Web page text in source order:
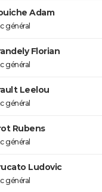
Adam
général
Florian
général
Leelou
général
Rubens
général
Ludovic
général